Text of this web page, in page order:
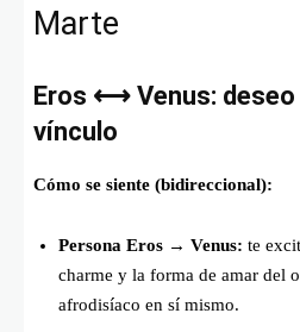
Marte
Eros ⟷ Venus: deseo
vínculo
Cómo se siente (bidireccional):
Persona Eros → Venus: te
charme y la forma de amar del
afrodisíaco en sí mismo.